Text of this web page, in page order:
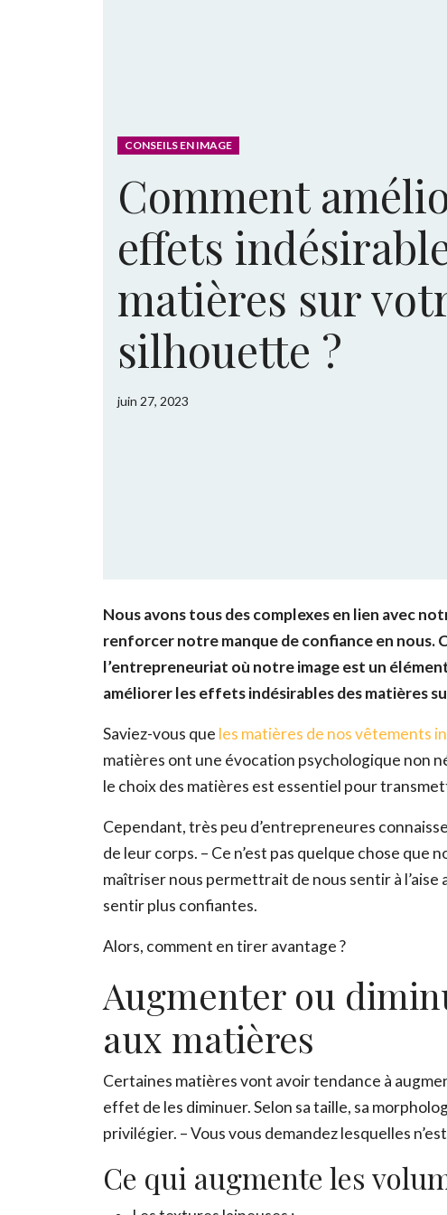
CONSEILS EN IMAGE
Comment
effets
matières sur
silhouette ?
juin 27, 2023
Nous avons tous des complexes en lien avec
renforcer notre manque de confiance en nous.
l’entrepreneuriat où notre image est un
améliorer les effets indésirables des matières
Saviez-vous que les matières de nos vêtements
matières ont une évocation psychologique non
le choix des matières est essentiel pour
Cependant, très peu d’entrepreneures
de leur corps. – Ce n’est pas quelque chose que
maîtriser nous permettrait de nous sentir à
sentir plus confiantes.
Alors, comment en tirer avantage ?
Augmenter ou
aux matières
Certaines matières vont avoir tendance à
effet de les diminuer. Selon sa taille, sa
privilégier. – Vous vous demandez lesquelles
Ce qui augmente les